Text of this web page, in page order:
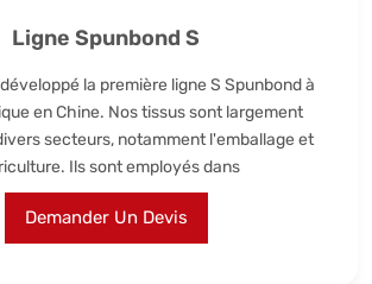
Ligne Spunbond S
développé la première ligne S Spunbond à
en Chine. Nos tissus sont largement
secteurs, notamment l'emballage et
Ils sont employés dans
Demander Un Devis